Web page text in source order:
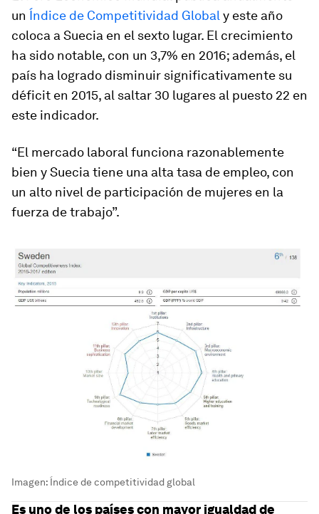
un Índice de Competitividad Global y este año
coloca a Suecia en el sexto lugar. El crecimiento
ha sido notable, con un 3,7% en 2016; además, el
país ha logrado disminuir significativamente su
déficit en 2015, al saltar 30 lugares al puesto 22 en
este indicador.
“El mercado laboral funciona razonablemente
bien y Suecia tiene una alta tasa de empleo, con
un alto nivel de participación de mujeres en la
fuerza de trabajo”.
Imagen: Índice de competitividad global
Es uno de los países con mayor igualdad de